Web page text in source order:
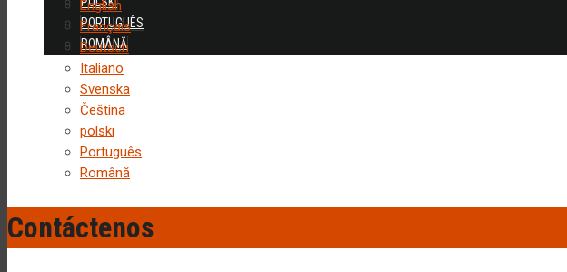
PORTUGUÊS
ROMÂNĂ
English
Français
Deutsch
Italiano
Svenska
Čeština
polski
Português
Română
Contáctenos